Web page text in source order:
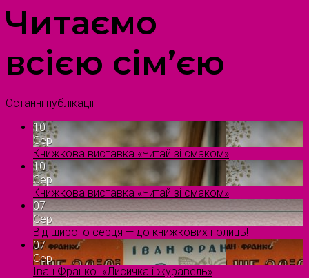
Читаємо
всією сім’єю
Останні публікації
10
Сер
Книжкова виставка «Читай зі смаком»
10
Сер
Книжкова виставка «Читай зі смаком»
07
Сер
Від щирого серця — до книжкових полиць!
07
Сер
Іван Франко. «Лисичка і журавель»